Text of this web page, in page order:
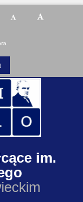
im.